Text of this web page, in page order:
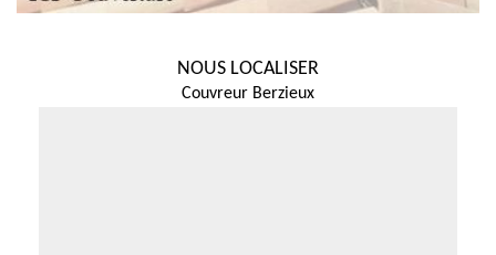
NOUS LOCALISER
Couvreur Berzieux